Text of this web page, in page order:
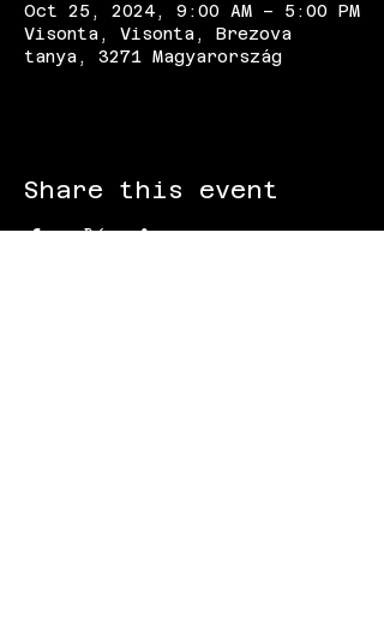
Oct 25, 2024, 9:00 AM – 5:00 PM
Visonta, Visonta, Brezova
tanya, 3271 Magyarország
Share this event